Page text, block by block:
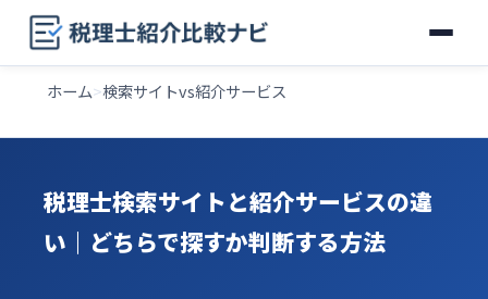
ホーム 検索サイトvs紹介サービス
税理士検索サイトと紹介サービスの違
い｜どちらで探すか判断する方法